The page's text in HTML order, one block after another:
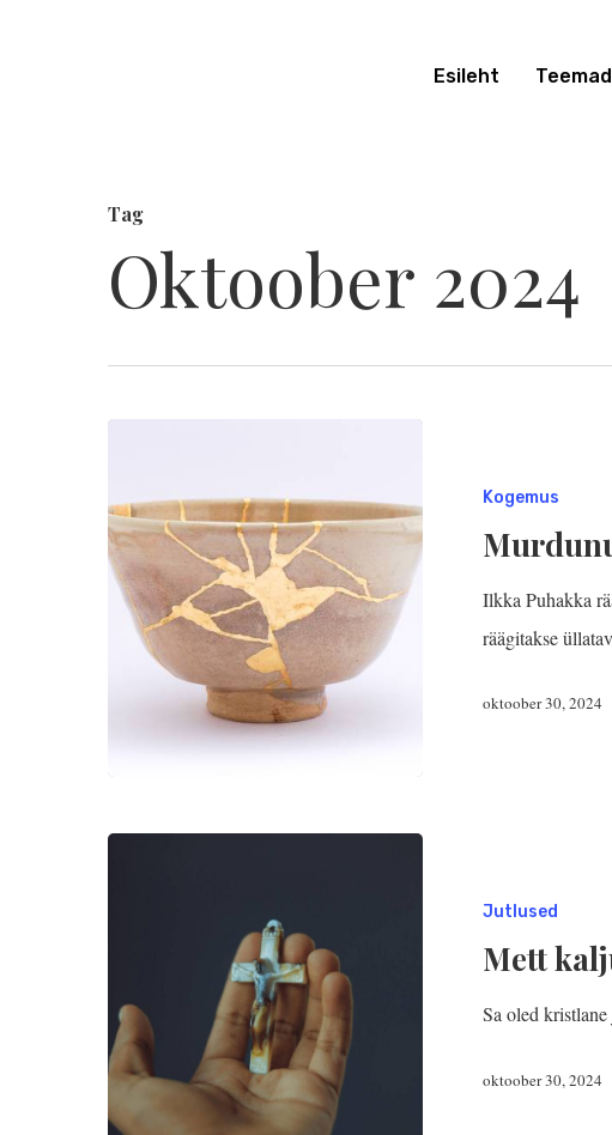
Hit enter to search or ESC to close
Esileht Teemad
Tag
Oktoober 2024
Kogemus
Ilkka Puhakka
räägitakse
oktoober 30, 2024
Jutlused
Mett
Sa oled
oktoober 30, 2024